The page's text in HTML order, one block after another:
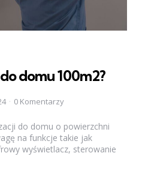
domu 100m2?
0 Komentarzy
do domu o powierzchni
na funkcje takie jak
wyświetlacz, sterowanie